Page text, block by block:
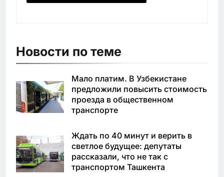
Новости по теме
Мало платим. В Узбекистане
предложили повысить стоимость
проезда в общественном
транспорте
Ждать по 40 минут и верить в
светлое будущее: депутаты
рассказали, что не так с
транспортом Ташкента